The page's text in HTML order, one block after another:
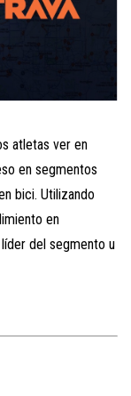
atletas ver en
en segmentos
bici. Utilizando
en
del segmento u